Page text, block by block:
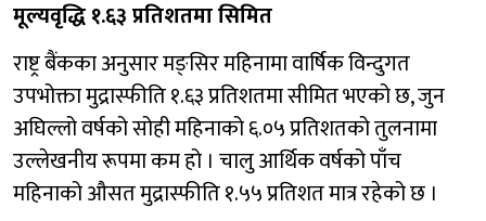
मूल्यवृद्धि १.६३ प्रतिशतमा सिमित
राष्ट्र बैंकका अनुसार मङ्सिर महिनामा वार्षिक विन्दुगत
उपभोक्ता मुद्रास्फीति १.६३ प्रतिशतमा सीमित भएको छ, जुन
अघिल्लो वर्षको सोही महिनाको ६.०५ प्रतिशतको तुलनामा
उल्लेखनीय रूपमा कम हो । चालु आर्थिक वर्षको पाँच
महिनाको औसत मुद्रास्फीति १.५५ प्रतिशत मात्र रहेको छ ।